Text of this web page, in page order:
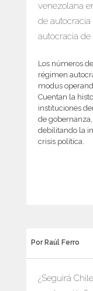
venezolana
de
autocracia
Los números
régimen
modus
Cuentan la
instituciones
de
debilitando la
crisis política.
Por Raúl Ferro
¿Seguirá